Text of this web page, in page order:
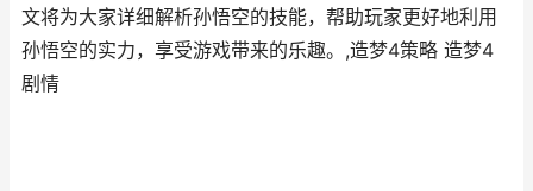
文将为大家详细解析孙悟空的技能，帮助玩家更好地利用
孙悟空的实力，享受游戏带来的乐趣。,造梦4策略 造梦4
剧情